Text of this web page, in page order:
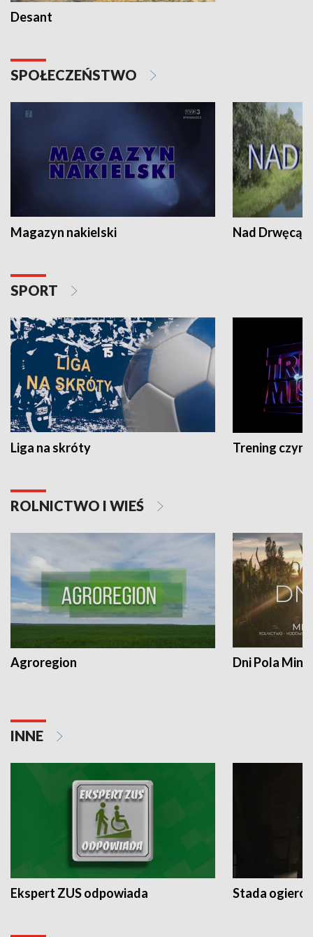
Desant
SPOŁECZEŃSTWO
Magazyn nakielski Nad Drwęcą
SPORT
Liga na skróty Trening czyni
ROLNICTWO I WIEŚ
Agroregion Dni Pola
INNE
Ekspert ZUS odpowiada Stada